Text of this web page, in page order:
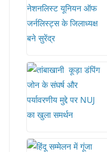
b
o
k